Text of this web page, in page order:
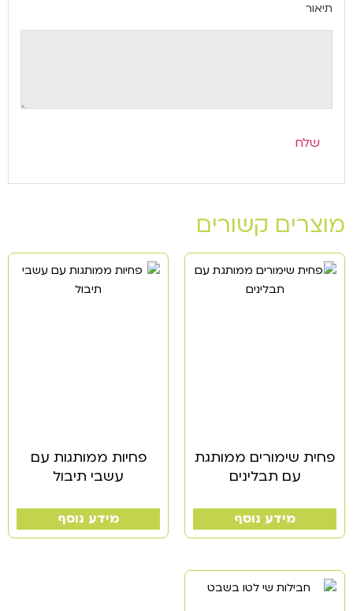
תיאור
מוצרים קשורים
פחית שימורים ממותגת
עם תבלינים
מידע נוסף
פחיות ממותגות עם
עשבי תיבול
מידע נוסף